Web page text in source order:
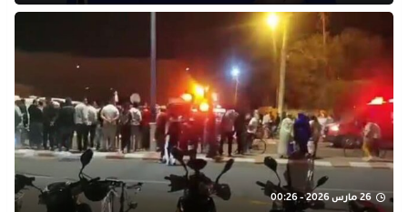
26 مارس 2026 - 00:26